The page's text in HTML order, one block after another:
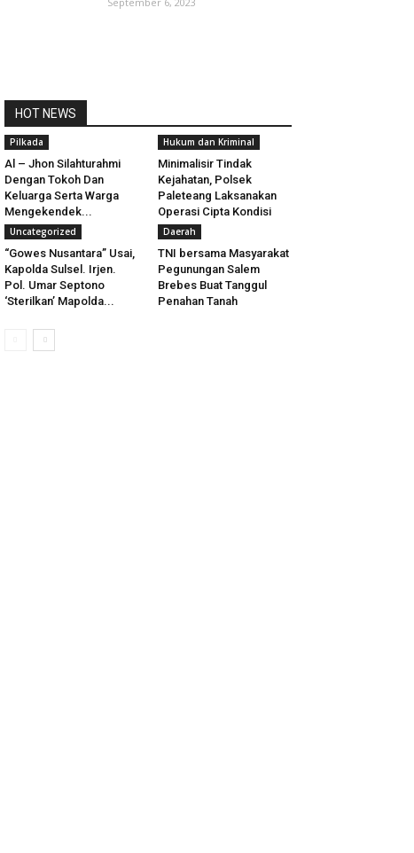
HOT NEWS
Pilkada
Al – Jhon Silahturahmi
Dengan Tokoh Dan
Keluarga Serta Warga
Mengekendek...
Hukum dan Kriminal
Minimalisir Tindak
Kejahatan, Polsek
Paleteang Laksanakan
Operasi Cipta Kondisi
Uncategorized
“Gowes Nusantara” Usai,
Kapolda Sulsel. Irjen.
Pol. Umar Septono
‘Sterilkan’ Mapolda...
Daerah
TNI bersama Masyarakat
Pegunungan Salem
Brebes Buat Tanggul
Penahan Tanah